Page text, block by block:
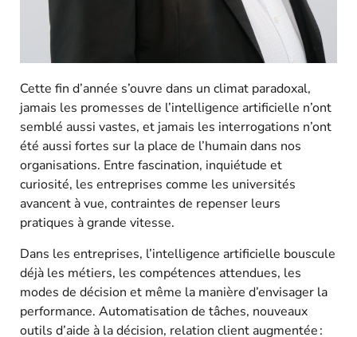
Cette fin d’année s’ouvre dans un climat paradoxal,
jamais les promesses de l’intelligence artificielle n’ont
semblé aussi vastes, et jamais les interrogations n’ont
été aussi fortes sur la place de l’humain dans nos
organisations. Entre fascination, inquiétude et
curiosité, les entreprises comme les universités
avancent à vue, contraintes de repenser leurs
pratiques à grande vitesse.​
Dans les entreprises, l’intelligence artificielle bouscule
déjà les métiers, les compétences attendues, les
modes de décision et même la manière d’envisager la
performance. Automatisation de tâches, nouveaux
outils d’aide à la décision, relation client augmentée :